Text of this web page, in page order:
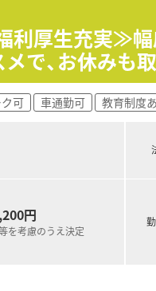
利厚生充実≫
で、お休みも
可 車通勤可 教育制度
円
を考慮のうえ決定